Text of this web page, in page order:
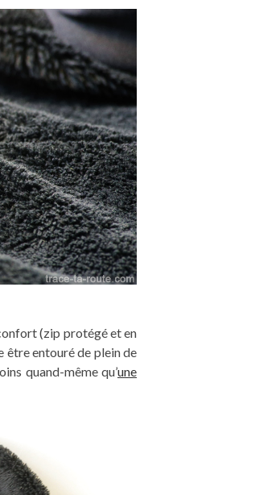
(zip protégé et en
être entouré de plein de
quand-même qu’une